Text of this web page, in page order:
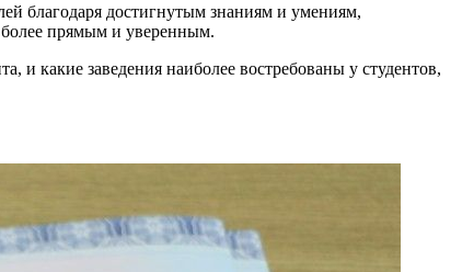
благодаря достигнутым знаниям и умениям,
прямым и уверенным.
и какие заведения наиболее востребованы у студентов,